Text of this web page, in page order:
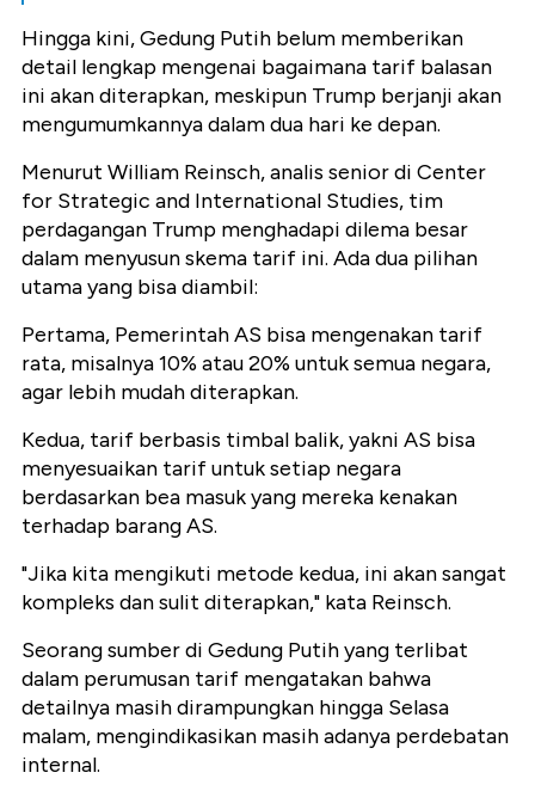
Hingga kini, Gedung Putih belum memberikan
detail lengkap mengenai bagaimana tarif balasan
ini akan diterapkan, meskipun Trump berjanji akan
mengumumkannya dalam dua hari ke depan.
Menurut William Reinsch, analis senior di Center
for Strategic and International Studies, tim
perdagangan Trump menghadapi dilema besar
dalam menyusun skema tarif ini. Ada dua pilihan
utama yang bisa diambil:
Pertama, Pemerintah AS bisa mengenakan tarif
rata, misalnya 10% atau 20% untuk semua negara,
agar lebih mudah diterapkan.
Kedua, tarif berbasis timbal balik, yakni AS bisa
menyesuaikan tarif untuk setiap negara
berdasarkan bea masuk yang mereka kenakan
terhadap barang AS.
"Jika kita mengikuti metode kedua, ini akan sangat
kompleks dan sulit diterapkan," kata Reinsch.
Seorang sumber di Gedung Putih yang terlibat
dalam perumusan tarif mengatakan bahwa
detailnya masih dirampungkan hingga Selasa
malam, mengindikasikan masih adanya perdebatan
internal.